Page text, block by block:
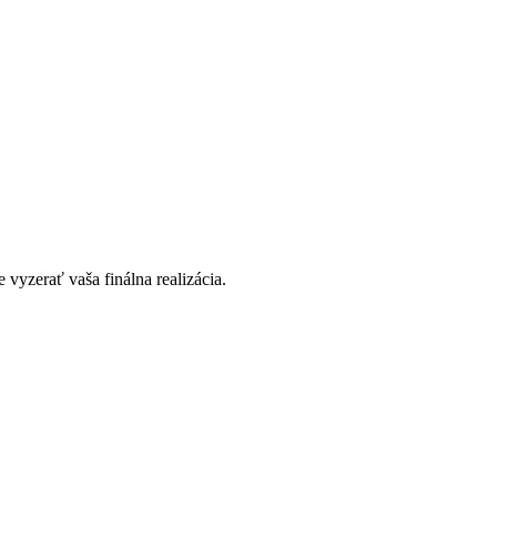
vyzerať vaša finálna realizácia.